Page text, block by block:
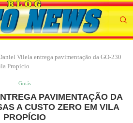
Vilela entrega pavimentação da GO-230
Propício
Goiás
PAVIMENTAÇÃO DA
A CUSTO ZERO EM VILA
PROPÍCIO